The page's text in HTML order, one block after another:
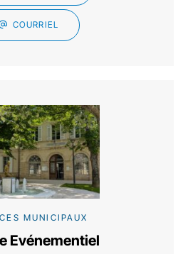
COURRIEL
MUNICIPAUX
Evénementiel